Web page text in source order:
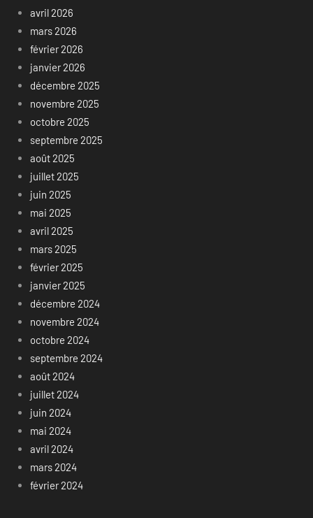
avril 2026
mars 2026
février 2026
janvier 2026
décembre 2025
novembre 2025
octobre 2025
septembre 2025
août 2025
juillet 2025
juin 2025
mai 2025
avril 2025
mars 2025
février 2025
janvier 2025
décembre 2024
novembre 2024
octobre 2024
septembre 2024
août 2024
juillet 2024
juin 2024
mai 2024
avril 2024
mars 2024
février 2024